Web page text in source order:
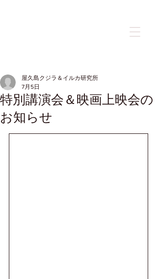
特別講演会＆映画上映会の
お知らせ
屋久島クジラ＆イルカ研究所
7月5日